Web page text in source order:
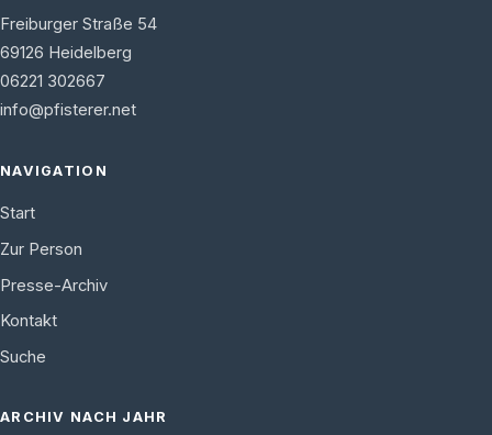
Freiburger Straße 54
69126 Heidelberg
06221 302667
info@pfisterer.net
NAVIGATION
Start
Zur Person
Presse-Archiv
Kontakt
Suche
ARCHIV NACH JAHR